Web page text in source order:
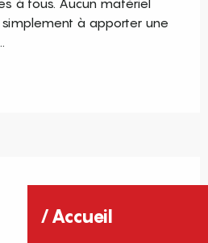
Accueil
à apporter une